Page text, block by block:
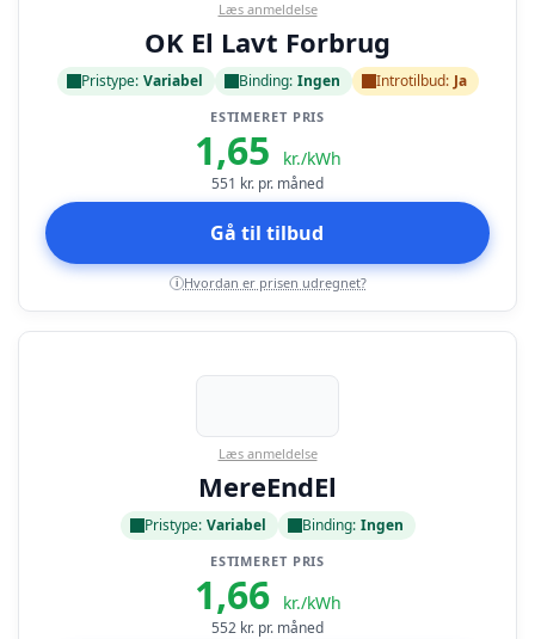
Læs anmeldelse
OK El Lavt Forbrug
Pristype: Variabel Binding: Ingen Introtilbud: Ja
ESTIMERET PRIS
1,65 kr./kWh
551 kr. pr. måned
Gå til tilbud
i Hvordan er prisen udregnet?
Læs anmeldelse
MereEndEl
Pristype: Variabel Binding: Ingen
ESTIMERET PRIS
1,66 kr./kWh
552 kr. pr. måned